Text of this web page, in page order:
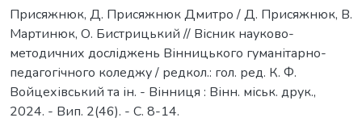
Присяжнюк, Д. Присяжнюк Дмитро / Д. Присяжнюк, В.
Мартинюк, О. Бистрицький // Вісник науково-
методичних досліджень Вінницького гуманітарно-
педагогічного коледжу / редкол.: гол. ред. К. Ф.
Войцехівський та ін. - Вінниця : Вінн. міськ. друк.,
2024. - Вип. 2(46). - С. 8-14.